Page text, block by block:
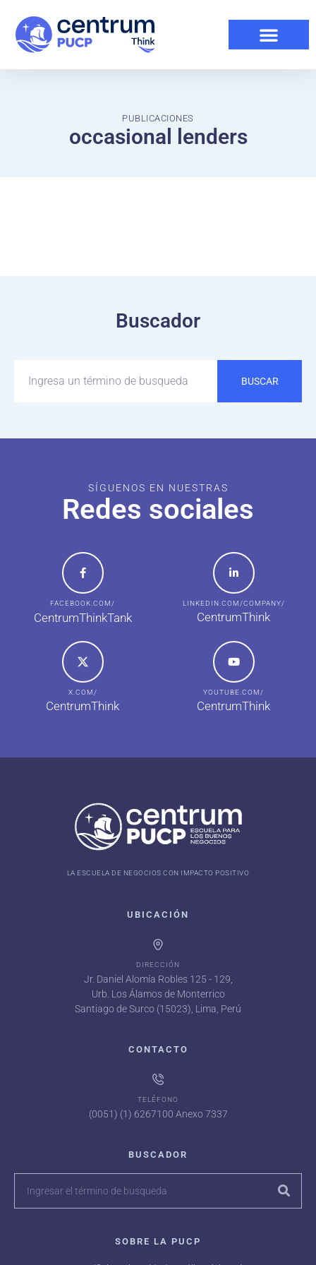
PUBLICACIONES
occasional lenders
Buscador
BUSCAR
SÍGUENOS EN NUESTRAS
Redes sociales
FACEBOOK.COM/
CentrumThinkTank
LINKEDIN.COM/COMPANY/
CentrumThink
X.COM/
CentrumThink
YOUTUBE.COM/
CentrumThink
LA ESCUELA DE NEGOCIOS CON IMPACTO POSITIVO
UBICACIÓN
DIRECCIÓN
Jr. Daniel Alomía Robles 125 - 129,
Urb. Los Álamos de Monterrico
Santiago de Surco (15023), Lima, Perú
CONTACTO
TELÉFONO
(0051) (1) 6267100 Anexo 7337
BUSCADOR
SOBRE LA PUCP